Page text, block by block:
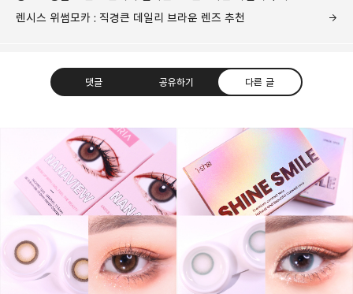
렌시스 위썸모카 : 직경큰 데일리 브라운 렌즈 추천
댓글 공유하기 다른 글
그녀는 예뻤다
몸도 마음도 모두 예뻐지기 위한 그녀의 영혼을 갈아만든
블로그
구독하기
구독하기 카카오톡 라인 트위터